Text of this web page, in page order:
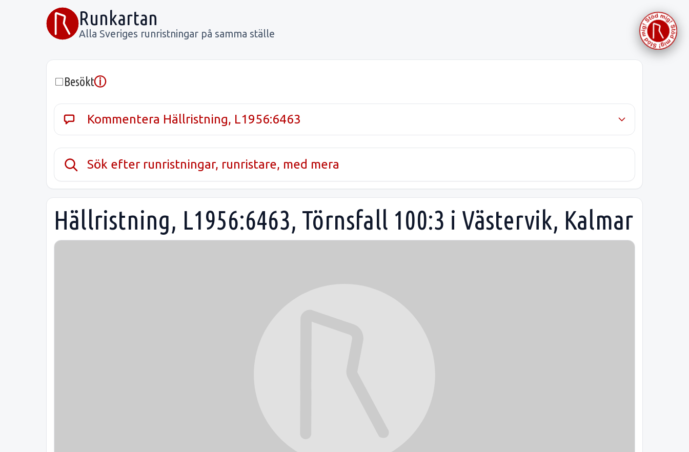
Runkartan
Alla Sveriges runristningar på samma ställe
Besöktⓘ
Kommentera Hällristning, L1956:6463
Sök efter runristningar, runristare, med mera
Hällristning, L1956:6463, Törnsfall 100:3 i Västervik, Kalmar